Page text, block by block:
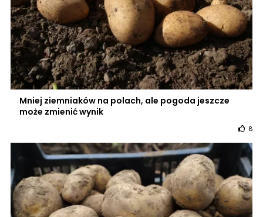
Mniej ziemniaków na polach, ale pogoda jeszcze
może zmienić wynik
8